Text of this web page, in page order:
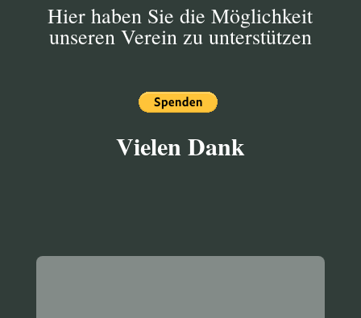
Hier haben Sie die Möglichkeit
unseren Verein zu unterstützen
Vielen Dank